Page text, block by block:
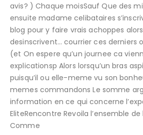
avis? ) Chaque moisSauf Que des
ensuite madame celibataires
blog pour y faire vrais achoppes alors
desinscrivent… courrier ces derniers
(et On espere qu’un journee ca
explicationsp Alors lorsqu’un bras
puisqu’il ou elle-meme vu son
memes commandons Le somme
information en ce qui concerne
EliteRencontre Revoila l’ensemble
Comme